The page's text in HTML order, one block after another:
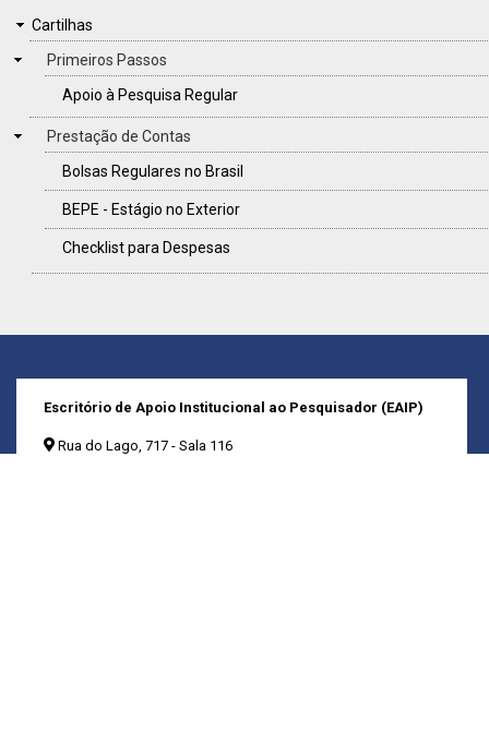
CARTILHAS
Cartilhas
Primeiros Passos
Apoio à Pesquisa Regular
Prestação de Contas
Bolsas Regulares no Brasil
BEPE - Estágio no Exterior
Checklist para Despesas
Escritório de Apoio Institucional ao Pesquisador (EAIP)
Rua do Lago, 717 - Sala 116